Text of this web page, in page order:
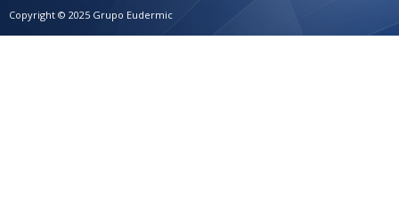
Copyright © 2025 Grupo Eudermic